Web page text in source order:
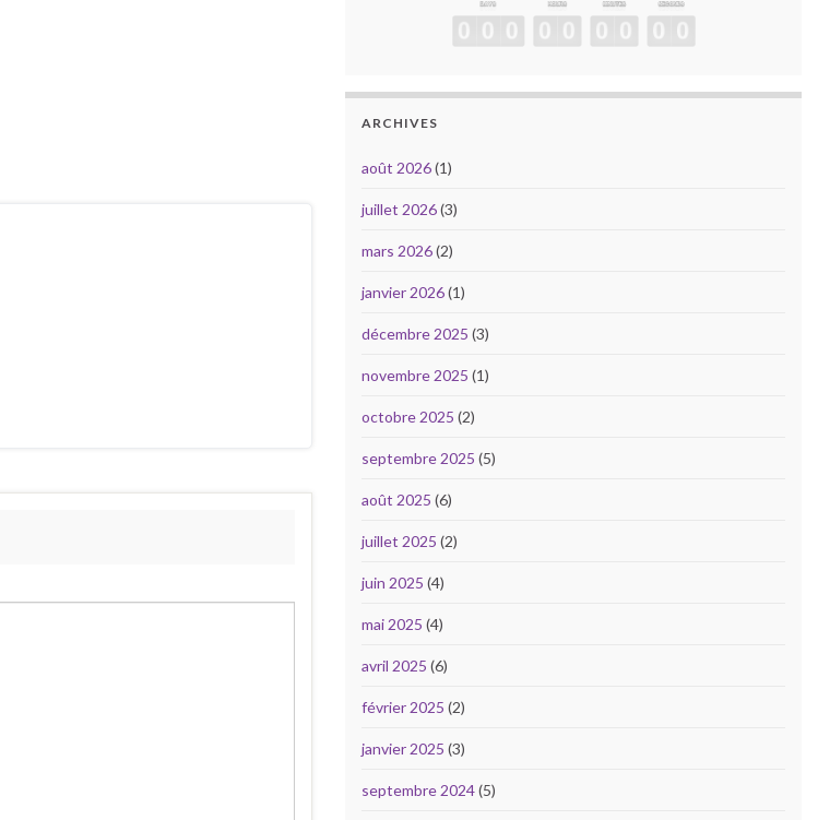
ARCHIVES
août 2026(1)
juillet 2026(3)
mars 2026(2)
janvier 2026(1)
décembre 2025 (3)
novembre 2025 (1)
octobre 2025 (2)
septembre 2025 (5)
août 2025 (6)
juillet 2025 (2)
juin 2025 (4)
mai 2025 (4)
avril 2025 (6)
février 2025 (2)
janvier 2025 (3)
septembre 2024(5)